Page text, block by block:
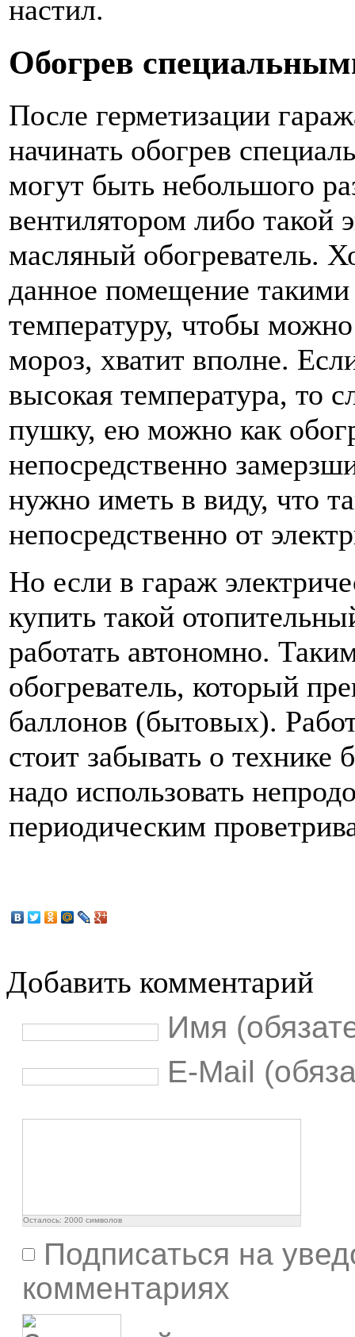
настил.
Обогрев
После герметизации
начинать обогрев
могут быть небольшого
вентилятором либо такой
масляный обогреватель.
данное помещение
температуру, чтобы
мороз, хватит вполне.
высокая температура, то
пушку, ею можно как
непосредственно
нужно иметь в виду, что
непосредственно от
Но если в гараж
купить такой
работать автономно.
обогреватель, который
баллонов (бытовых).
стоит забывать о
надо использовать
периодическим
Добавить комментарий
Имя
E-Mail
Осталось: 2000 символов
Подписаться на
комментариях